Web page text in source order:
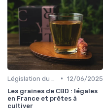
• 12/06/2025
Les graines de CBD : légales
en France et prêtes à
cultiver